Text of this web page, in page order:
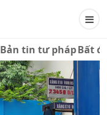
Bản tin tư phápBất